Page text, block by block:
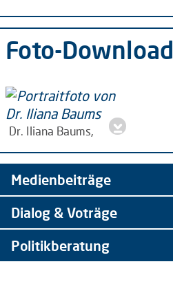
Foto-Download
Dr. Iliana Baums,
Medienbeiträge
Dialog & Voträge
Politikberatung